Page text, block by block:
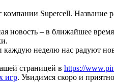
компании Supercell. Название
новость – в ближайшее
неделю нас радуют
страницей в https://
игр. Увидимся скоро и